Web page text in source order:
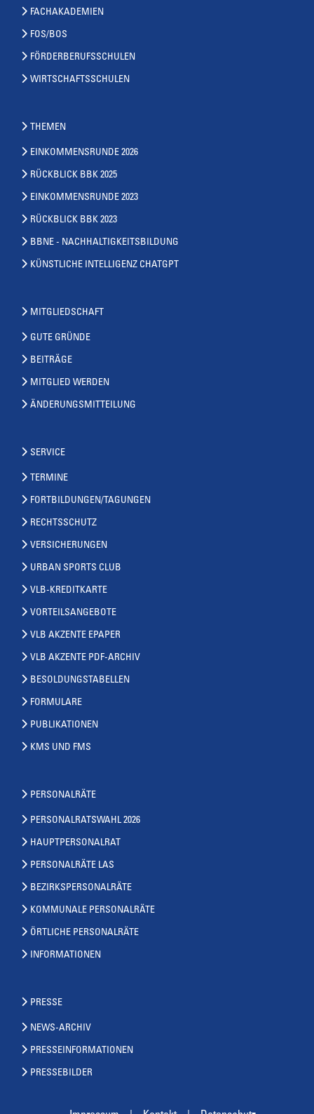
FACHAKADEMIEN
FOS/BOS
FÖRDERBERUFSSCHULEN
WIRTSCHAFTSSCHULEN
THEMEN
EINKOMMENSRUNDE 2026
RÜCKBLICK BBK 2025
EINKOMMENSRUNDE 2023
RÜCKBLICK BBK 2023
BBNE - NACHHALTIGKEITSBILDUNG
KÜNSTLICHE INTELLIGENZ CHATGPT
MITGLIEDSCHAFT
GUTE GRÜNDE
BEITRÄGE
MITGLIED WERDEN
ÄNDERUNGSMITTEILUNG
SERVICE
TERMINE
FORTBILDUNGEN/TAGUNGEN
RECHTSSCHUTZ
VERSICHERUNGEN
URBAN SPORTS CLUB
VLB-KREDITKARTE
VORTEILSANGEBOTE
VLB AKZENTE EPAPER
VLB AKZENTE PDF-ARCHIV
BESOLDUNGSTABELLEN
FORMULARE
PUBLIKATIONEN
KMS UND FMS
PERSONALRÄTE
PERSONALRATSWAHL 2026
HAUPTPERSONALRAT
PERSONALRÄTE LAS
BEZIRKSPERSONALRÄTE
KOMMUNALE PERSONALRÄTE
ÖRTLICHE PERSONALRÄTE
INFORMATIONEN
PRESSE
NEWS-ARCHIV
PRESSEINFORMATIONEN
PRESSEBILDER